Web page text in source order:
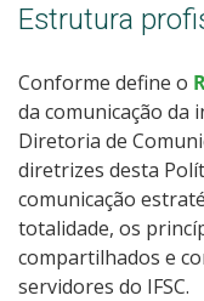
Estrutura
Conforme define o
da comunicação da
Diretoria de
diretrizes desta
comunicação
totalidade, os
compartilhados e
servidores do IFSC.